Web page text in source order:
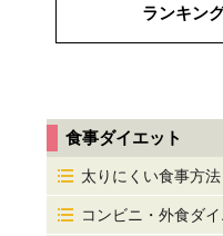
ランキン
食事ダイエット
太りにくい食事方法
コンビニ・外食ダイ